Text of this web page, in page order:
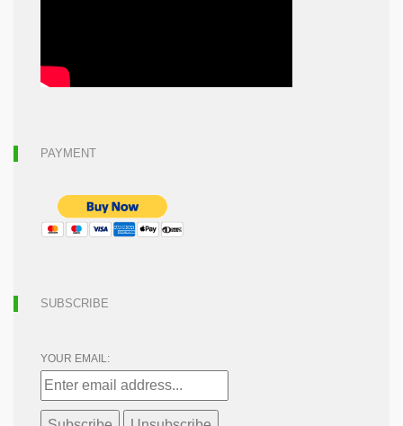
PAYMENT
SUBSCRIBE
YOUR EMAIL: